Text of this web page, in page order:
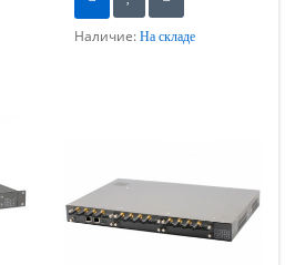
Наличие: На складе